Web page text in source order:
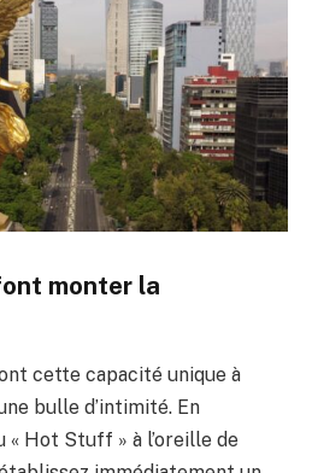
monter la
cette capacité unique à
bulle d’intimité. En
« Hot Stuff » à l’oreille de